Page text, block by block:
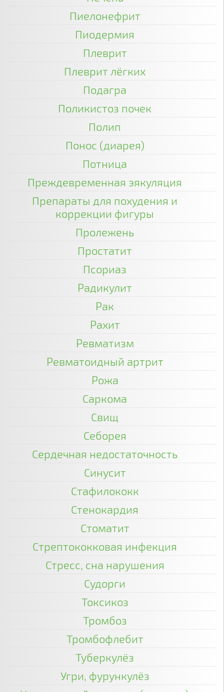
Пиелонефрит
Пиодермия
Плеврит
Плеврит лёгких
Подагра
Поликистоз почек
Полип
Понос (диарея)
Потница
Преждевременная эякуляция
Препараты для похудения и
коррекции фигуры
Пролежень
Простатит
Псориаз
Радикулит
Рак
Рахит
Ревматизм
Ревматоидный артрит
Рожа
Саркома
Свищ
Себорея
Сердечная недостаточность
Синусит
Стафилококк
Стенокардия
Стоматит
Стрептококковая инфекция
Стресс, сна нарушения
Судорги
Токсикоз
Тромбоз
Тромбофлебит
Туберкулёз
Угри, фурункулёз